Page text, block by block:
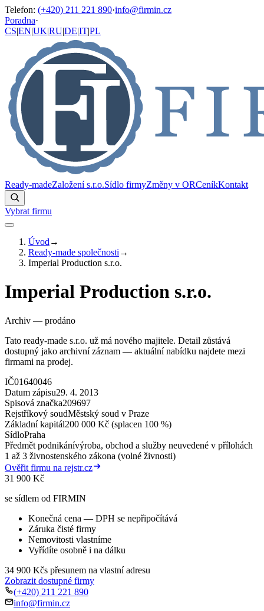
Telefon: (+420) 211 221 890·info@firmin.cz
Poradna·
CS|EN|UK|RU|DE|IT|PL
Ready-madeZaložení s.r.o.Sídlo firmyZměny v ORCeníkKontakt
Vybrat firmu
Úvod →
Ready-made společnosti →
Imperial Production s.r.o.
Imperial Production s.r.o.
Archiv — prodáno
Tato ready-made s.r.o. už má nového majitele. Detail zůstává
dostupný jako archivní záznam — aktuální nabídku najdete mezi
firmami na prodej.
IČ01640046
Datum zápisu29. 4. 2013
Spisová značka209697
Rejstříkový soudMěstský soud v Praze
Základní kapitál200 000 Kč (splacen 100 %)
SídloPraha
Předmět podnikánívýroba, obchod a služby neuvedené v přílohách
1 až 3 živnostenského zákona (volné živnosti)
Ověřit firmu na rejstr.cz
31 900 Kč
se sídlem od FIRMIN
Konečná cena — DPH se nepřipočítává
Záruka čisté firmy
Nemovitosti vlastníme
Vyřídíte osobně i na dálku
34 900 Kčs přesunem na vlastní adresu
Zobrazit dostupné firmy
(+420) 211 221 890
info@firmin.cz